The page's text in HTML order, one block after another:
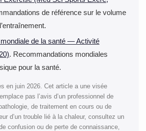
de référence sur le volume
de la santé — Activité
. Recommandations mondiales
pour la santé.
en juin 2026. Cet article a une visée
pas l’avis d’un professionnel de
de traitement en cours ou de
d’un trouble lié à la chaleur, consultez un
confusion ou de perte de connaissance,